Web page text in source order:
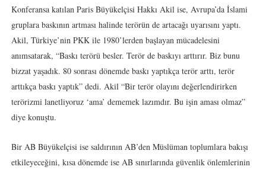
Konferansa katılan Paris Büyükelçisi Hakkı Akil ise, Avrupa’da İslami
gruplara baskının artması halinde terörün de artacağı uyarısını yaptı.
Akil, Türkiye’nin PKK ile 1980’lerden başlayan mücadelesini
anımsatarak, “Baskı terörü besler. Terör de baskıyı arttırır. Biz bunu
bizzat yaşadık. 80 sonrası dönemde baskı yaptıkça terör arttı, terör
arttıkça baskı yaptık” dedi. Akil “Bir terör olayını değerlendirirken
terörizmi lanetliyoruz ‘ama’ dememek lazımdır. Bu işin aması olmaz”
diye konuştu.
Bir AB Büyükelçisi ise saldırının AB’den Müslüman toplumlara bakışı
etkileyeceğini, kısa dönemde ise AB sınırlarında güvenlik önlemlerinin